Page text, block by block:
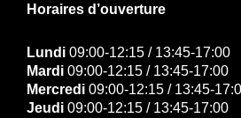
Horaires d’ouverture
Lundi 09:00-12:15 / 13:45-17:00
Mardi 09:00-12:15 / 13:45-17:00
Mercredi 09:00-12:15 / 13:45-
Jeudi 09:00-12:15 / 13:45-17:00